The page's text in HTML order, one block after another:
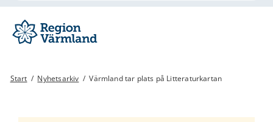
Start / Nyhetsarkiv / Värmland tar plats på Litteraturkartan